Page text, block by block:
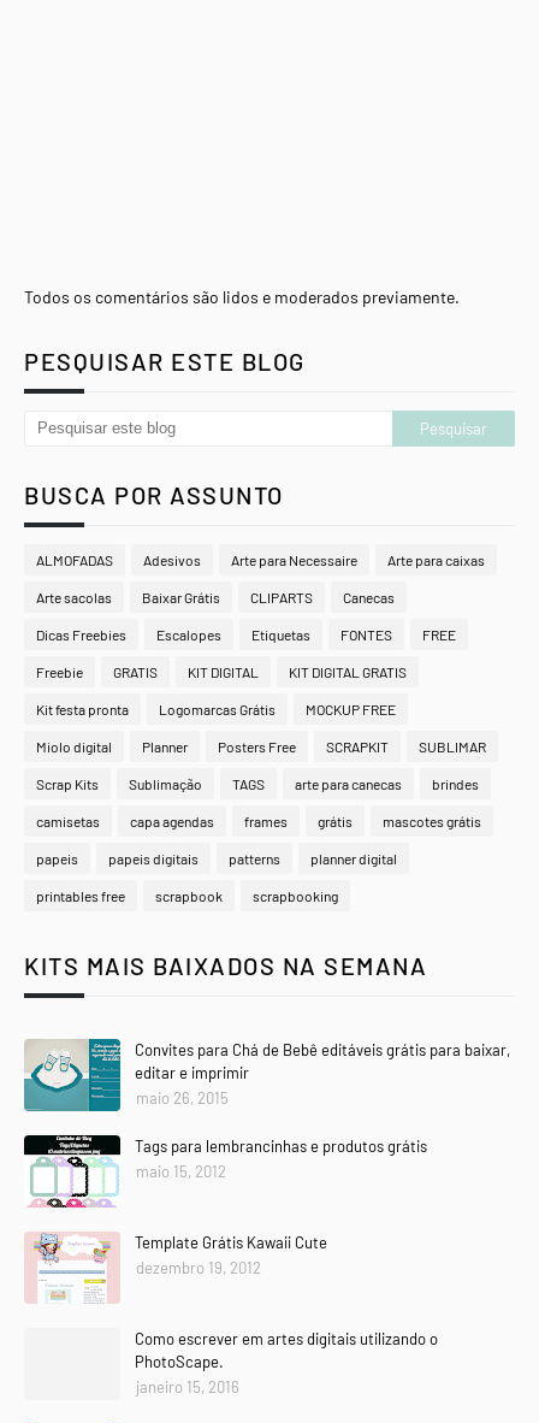
Todos os comentários são lidos e moderados previamente.
PESQUISAR ESTE BLOG
BUSCA POR ASSUNTO
ALMOFADAS Adesivos Arte para Necessaire Arte para caixas
Arte sacolas Baixar Grátis CLIPARTS Canecas
Dicas Freebies Escalopes Etiquetas FONTES FREE
Freebie GRATIS KIT DIGITAL KIT DIGITAL GRATIS
Kit festa pronta Logomarcas Grátis MOCKUP FREE
Miolo digital Planner Posters Free SCRAPKIT SUBLIMAR
Scrap Kits Sublimação TAGS arte para canecas brindes
camisetas capa agendas frames grátis mascotes grátis
papeis papeis digitais patterns planner digital
printables free scrapbook scrapbooking
KITS MAIS BAIXADOS NA SEMANA
Convites para Chá de Bebê editáveis grátis para baixar,
editar e imprimir
maio 26, 2015
Tags para lembrancinhas e produtos grátis
maio 15, 2012
Template Grátis Kawaii Cute
dezembro 19, 2012
Como escrever em artes digitais utilizando o
PhotoScape.
janeiro 15, 2016